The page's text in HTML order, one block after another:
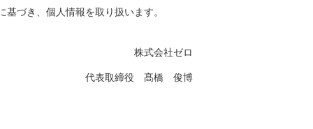
基づき、個人情報を取り扱います。
株式会社ゼロ
代表取締役 髙橋 俊博